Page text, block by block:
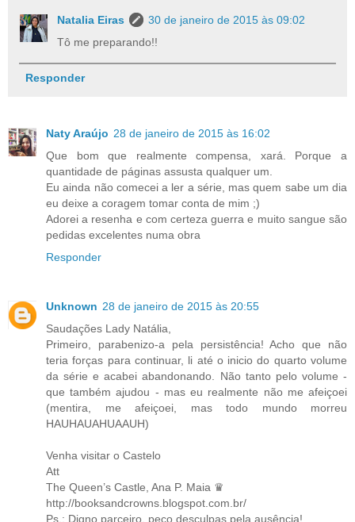
Natalia Eiras
30 de janeiro de 2015 às 09:02
Tô me preparando!!
Responder
Naty Araújo 28 de janeiro de 2015 às 16:02
Que bom que realmente compensa, xará. Porque a
quantidade de páginas assusta qualquer um.
Eu ainda não comecei a ler a série, mas quem sabe um dia
eu deixe a coragem tomar conta de mim ;)
Adorei a resenha e com certeza guerra e muito sangue são
pedidas excelentes numa obra
Responder
Unknown 28 de janeiro de 2015 às 20:55
Saudações Lady Natália,
Primeiro, parabenizo-a pela persistência! Acho que não
teria forças para continuar, li até o inicio do quarto volume
da série e acabei abandonando. Não tanto pelo volume -
que também ajudou - mas eu realmente não me afeiçoei
(mentira, me afeiçoei, mas todo mundo morreu
HAUHAUAHUAAUH)
Venha visitar o Castelo
Att
The Queen’s Castle, Ana P. Maia ♛
http://booksandcrowns.blogspot.com.br/
Ps.: Digno parceiro, peço desculpas pela ausência!